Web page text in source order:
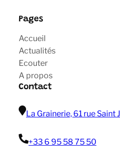
Pages
Accueil
Actualités
Ecouter
A propos
Contact
La Grainerie, 61 rue Saint
+33 6 95 58 75 50